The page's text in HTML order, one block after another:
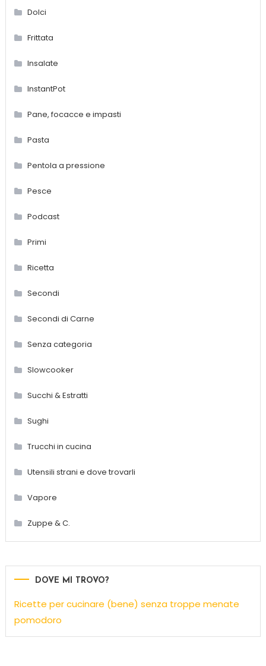
Dolci
Frittata
Insalate
InstantPot
Pane, focacce e impasti
Pasta
Pentola a pressione
Pesce
Podcast
Primi
Ricetta
Secondi
Secondi di Carne
Senza categoria
Slowcooker
Succhi & Estratti
Sughi
Trucchi in cucina
Utensili strani e dove trovarli
Vapore
Zuppe & C.
DOVE MI TROVO?
Ricette per cucinare (bene) senza troppe menate
pomodoro